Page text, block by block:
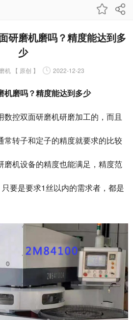
研磨机磨吗？精度能达到多
少
机 【 原创 】 2022-12-23
机磨吗？精度能达到多少
数控双面研磨机研磨加工的，而且
常转子和定子的精度就要求的比较
磨机设备的精度也能满足，精度范
要是要求1丝以内的需求者，都是